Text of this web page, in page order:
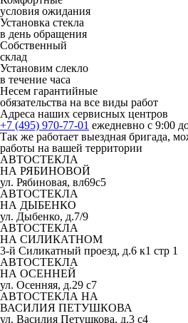
условия ожидания
Установка стекла
в день обращения
Собственный
склад
Установим слекло
в течение часа
Несем гарантийные
обязательства на все виды работ
Адреса наших сервисных центров
+7 (495) 970-77-01 ежедневно с 9:00
Так же работает выездная бригада,
работы на вашей территории
АВТОСТЕКЛА
НА РЯБИНОВОЙ
ул. Рябиновая, вл69с5
АВТОСТЕКЛА
НА ДЫБЕНКО
ул. Дыбенко, д.7/9
АВТОСТЕКЛА
НА СИЛИКАТНОМ
3-й Силикатный проезд, д.6 к1 стр 1
АВТОСТЕКЛА
НА ОСЕННЕЙ
ул. Осенняя, д.29 с7
АВТОСТЕКЛА НА
ВАСИЛИЯ ПЕТУШКОВА
ул. Василия Петушкова, д.3 с4